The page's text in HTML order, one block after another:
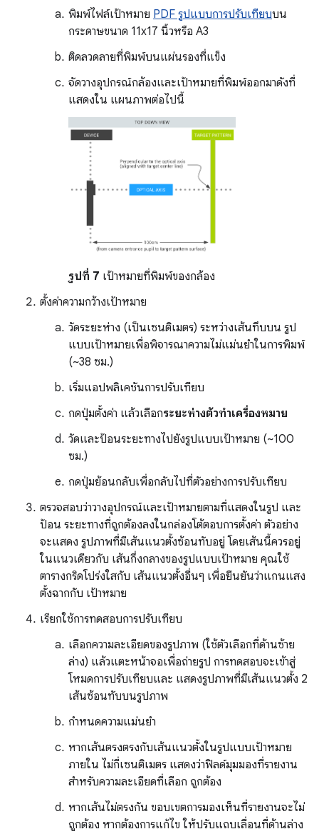
พิมพ์ไฟล์เป้าหมาย PDF รูปแบบการปรับเทียบบน
กระดาษขนาด 11x17 นิ้วหรือ A3
ติดลวดลายที่พิมพ์บนแผ่นรองที่แข็ง
จัดวางอุปกรณ์กล้องและเป้าหมายที่พิมพ์ออกมาดังที่
แสดงใน แผนภาพต่อไปนี้
รูปที่ 7 เป้าหมายที่พิมพ์ของกล้อง
ตั้งค่าความกว้างเป้าหมาย
วัดระยะห่าง (เป็นเซนติเมตร) ระหว่างเส้นทึบบน รูป
แบบเป้าหมายเพื่อพิจารณาความไม่แม่นยำในการพิมพ์
(~38 ซม.)
เริ่มแอปพลิเคชันการปรับเทียบ
กดปุ่มตั้งค่า แล้วเลือกระยะห่างตัวทำเครื่องหมาย
วัดและป้อนระยะทางไปยังรูปแบบเป้าหมาย (~100
ซม.)
กดปุ่มย้อนกลับเพื่อกลับไปที่ตัวอย่างการปรับเทียบ
ตรวจสอบว่าวางอุปกรณ์และเป้าหมายตามที่แสดงในรูป และ
ป้อน ระยะทางที่ถูกต้องลงในกล่องโต้ตอบการตั้งค่า ตัวอย่าง
จะแสดง รูปภาพที่มีเส้นแนวตั้งซ้อนทับอยู่ โดยเส้นนี้ควรอยู่
ในแนวเดียวกับ เส้นกึ่งกลางของรูปแบบเป้าหมาย คุณใช้
ตารางกริดโปร่งใสกับ เส้นแนวตั้งอื่นๆ เพื่อยืนยันว่าแกนแสง
ตั้งฉากกับ เป้าหมาย
เรียกใช้การทดสอบการปรับเทียบ
เลือกความละเอียดของรูปภาพ (ใช้ตัวเลือกที่ด้านซ้าย
ล่าง) แล้วแตะหน้าจอเพื่อถ่ายรูป การทดสอบจะเข้าสู่
โหมดการปรับเทียบและ แสดงรูปภาพที่มีเส้นแนวตั้ง 2
เส้นซ้อนทับบนรูปภาพ
กำหนดความแม่นยำ
หากเส้นตรงตรงกับเส้นแนวตั้งในรูปแบบเป้าหมาย
ภายใน ไม่กี่เซนติเมตร แสดงว่าฟิลด์มุมมองที่รายงาน
สำหรับความละเอียดที่เลือก ถูกต้อง
หากเส้นไม่ตรงกัน ขอบเขตการมองเห็นที่รายงานจะไม่
ถูกต้อง หากต้องการแก้ไข ให้ปรับแถบเลื่อนที่ด้านล่าง